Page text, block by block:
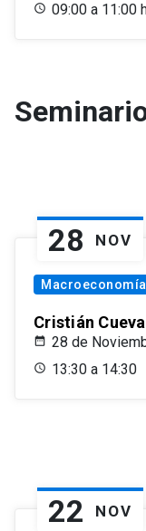
09:00 a 11:00
28 NOV
Macroeconomía
Cristián
28 de
13:30 a 14:30
22 NOV